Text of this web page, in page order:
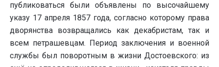
публиковаться были объявлены по высочайшему
указу 17 апреля 1857 года, согласно которому права
дворянства возвращались как декабристам, так и
всем петрашевцам. Период заключения и военной
службы был поворотным в жизни Достоевского: из